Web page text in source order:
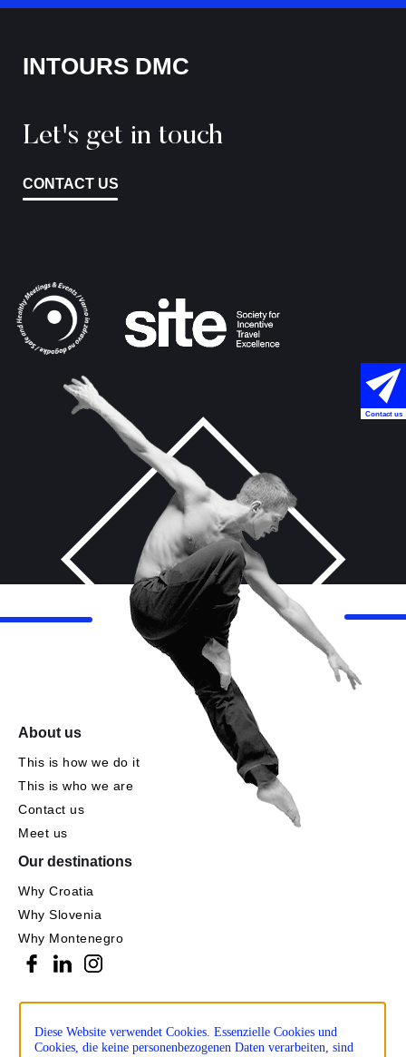
INTOURS DMC
Let's get in touch
CONTACT US
About us
This is how we do it
This is who we are
Contact us
Meet us
Our destinations
Why Croatia
Why Slovenia
Why Montenegro
Contact us
Diese Website verwendet Cookies. Essenzielle Cookies und
Cookies, die keine personenbezogenen Daten verarbeiten, sind